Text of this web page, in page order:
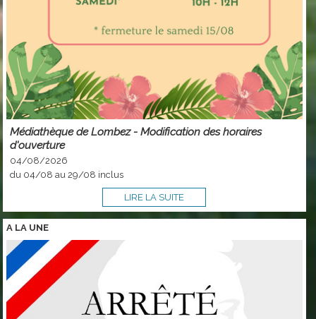
Médiathèque de Lombez - Modification des horaires
d'ouverture
04/08/2026
du 04/08 au 29/08 inclus
LIRE LA SUITE
A LA UNE